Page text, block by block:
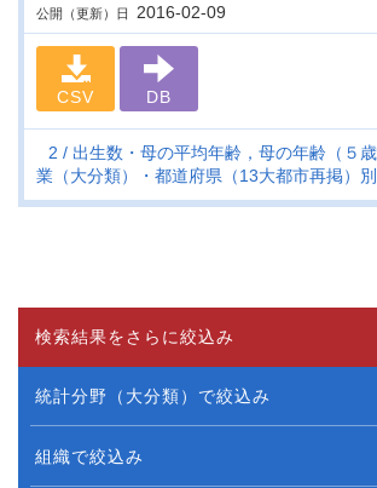
公開（更新）日 2016-02-09
CSV DB
2
出生数・母の平均年齢，母の年齢（５
業（大分類）・都道府県（13大都市再掲）別
検索結果をさらに絞込み
統計分野（大分類）で絞込み
組織で絞込み